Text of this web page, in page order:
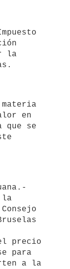
la
en
que se
la
precio
para
a la